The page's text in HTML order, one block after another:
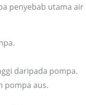
penyebab utama air
daripada pompa.
pompa aus.